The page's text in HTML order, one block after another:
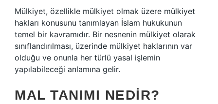
Mülkiyet, özellikle mülkiyet olmak üzere mülkiyet
hakları konusunu tanımlayan İslam hukukunun
temel bir kavramıdır. Bir nesnenin mülkiyet olarak
sınıflandırılması, üzerinde mülkiyet haklarının var
olduğu ve onunla her türlü yasal işlemin
yapılabileceği anlamına gelir.
MAL TANIMI NEDIR?